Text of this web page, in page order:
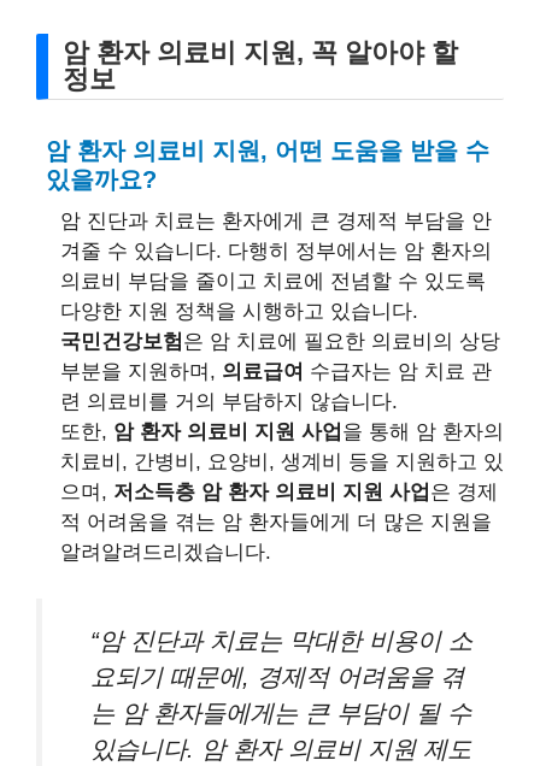
암 환자 의료비 지원, 꼭 알아야 할
정보
암 환자 의료비 지원, 어떤 도움을 받을 수
있을까요?
암 진단과 치료는 환자에게 큰 경제적 부담을 안
겨줄 수 있습니다. 다행히 정부에서는 암 환자의
의료비 부담을 줄이고 치료에 전념할 수 있도록
다양한 지원 정책을 시행하고 있습니다.
국민건강보험은 암 치료에 필요한 의료비의 상당
부분을 지원하며, 의료급여 수급자는 암 치료 관
련 의료비를 거의 부담하지 않습니다.
또한, 암 환자 의료비 지원 사업 을 통해 암 환자의
치료비, 간병비, 요양비, 생계비 등을 지원하고 있
으며, 저소득층 암 환자 의료비 지원 사업 은 경제
적 어려움을 겪는 암 환자들에게 더 많은 지원을
알려알려드리겠습니다.
“암 진단과 치료는 막대한 비용이 소
요되기 때문에, 경제적 어려움을 겪
는 암 환자들에게는 큰 부담이 될 수
있습니다. 암 환자 의료비 지원 제도